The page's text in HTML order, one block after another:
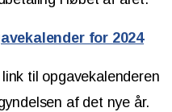
for 2024
til opgavekalenderen
af det nye år.